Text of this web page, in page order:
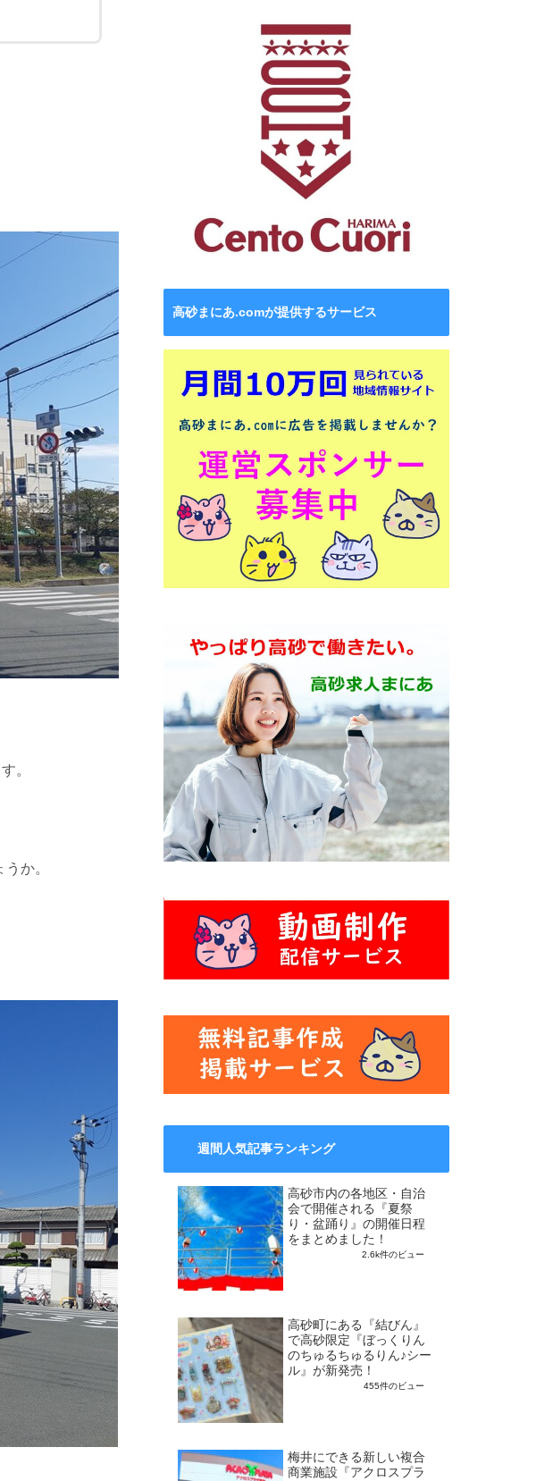
。
か。
高砂まにあ.comが提供するサービス
週間人気記事ランキング
高砂市内の各地区・自治
会で開催される『夏祭
り・盆踊り』の開催日程
をまとめました！
2.6k件のビュー
高砂町にある『結びん』
で高砂限定『ぼっくりん
のちゅるちゅるりん♪シー
ル』が新発売！
455件のビュー
梅井にできる新しい複合
商業施設『アクロスプラ